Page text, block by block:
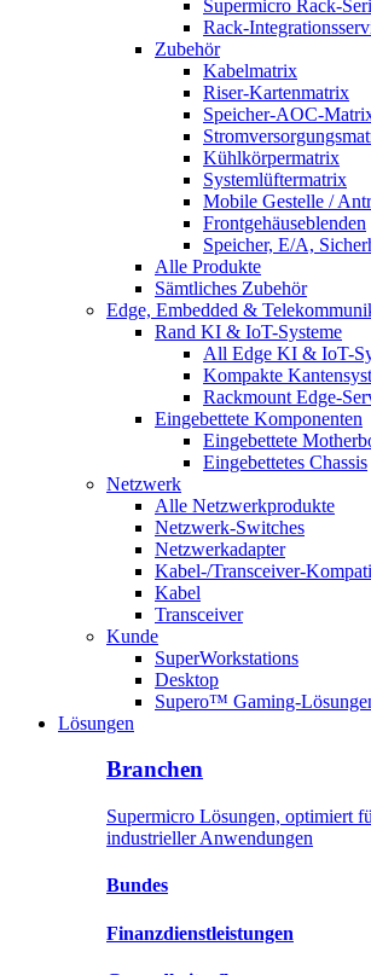
Supermicro Rack-
Rack-
Zubehör
Kabelmatrix
Riser-Kartenmatrix
Speicher-AOC-
Kühlkörpermatrix
Systemlüftermatrix
Mobile Gestelle /
Frontgehäuseblenden
Speicher, E/A,
Alle Produkte
Sämtliches Zubehör
Edge, Embedded &
Rand KI & IoT-Systeme
All Edge KI & IoT-
Kompakte
Rackmount Edge-
Eingebettete Komponenten
Eingebettete
Eingebettetes Chassis
Netzwerk
Alle Netzwerkprodukte
Netzwerk-Switches
Netzwerkadapter
Kabel-/Transceiver-
Kabel
Transceiver
Kunde
SuperWorkstations
Desktop
Supero™ Gaming-
Lösungen
Branchen
Supermicro Lösungen, optimiert
industrieller Anwendungen
Bundes
Finanzdienstleistungen